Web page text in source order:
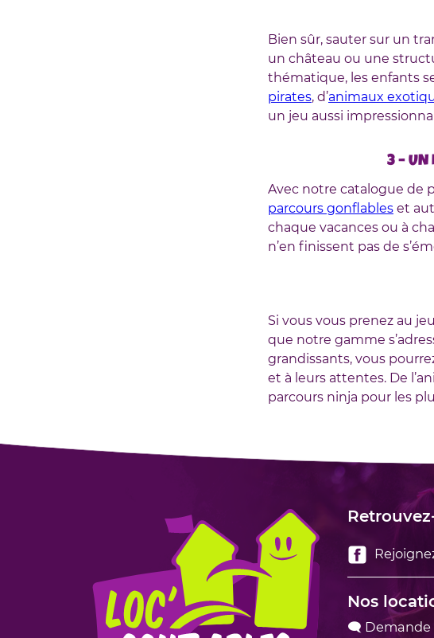
Bien sûr, sauter sur un
un château ou une
thématique, les enfants
pirates, d’animaux
un jeu aussi
3 – UN
Avec notre catalogue de
parcours gonflables et
chaque vacances ou à
n’en finissent pas de
Si vous vous prenez au
que notre gamme
grandissants, vous
et à leurs attentes. De
parcours ninja pour les
Nos
🗨 Demande